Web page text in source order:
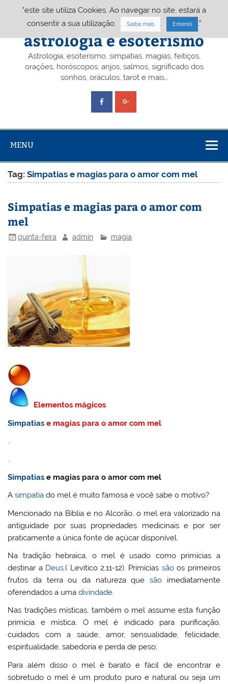
Portal A&E – Portal
astrologia e esoterismo
Astrologia, esoterismo, simpatias, magias, feitiços,
orações, horóscopos, anjos, salmos, significado dos
sonhos, oráculos, tarot e mais…
MENU
Tag:Simpatias e magias para o amor com mel
Simpatias e magias para o amor com
mel
quinta-feira admin magia
Elementos mágicos
Simpatias e magias para o amor com mel
.
.
Simpatias e magias para o amor com mel
Asimpatia do mel é muito famosa e você sabe o motivo?
Mencionado na Bíblia e no Alcorão, o mel era valorizado na
antiguidade por suas propriedades medicinais e por ser
praticamente a única fonte de açúcar disponível.
Na tradição hebraica, o mel é usado como primícias a
destinar a Deus.( Levitico 2,11-12). Primícias sãoos primeiros
frutos da terra ou da natureza quesão imediatamente
oferendados a umadivindade.
Nas tradições místicas, também o mel assume esta função
primícia e mística. O mel é indicado para purificação,
cuidados com a saúde, amor, sensualidade, felicidade,
espiritualidade, sabedoria e perda de peso;
Para além disso o mel é barato e fácil de encontrar e
sobretudo o mel é um produto puro e natural ou seja um
"este site utiliza Cookies. Ao navegar no site, estará a
consentir a sua utilização.
Saiba mais Entendi ."